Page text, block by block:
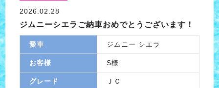
2026.02.28
ジムニーシエラご納車おめでとうございます！
愛車 ジムニー シエラ
お客様 S様
グレード ＪＣ